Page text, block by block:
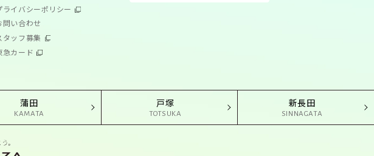
ライバシーポリシー
問い合わせ
タッフ募集
急カード
蒲田
KAMATA
戸塚
TOTSUKA
新長田
SINNAGATA